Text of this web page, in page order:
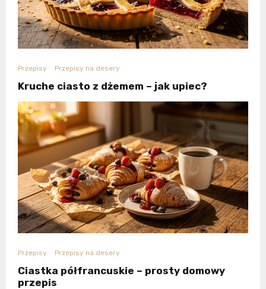
Przepisy Przepisy na desery
Kruche ciasto z dżemem – jak upiec?
Przepisy Przepisy na desery
Ciastka półfrancuskie – prosty domowy
przepis